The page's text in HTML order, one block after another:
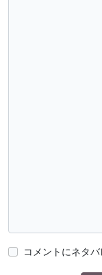
コメントにネタ